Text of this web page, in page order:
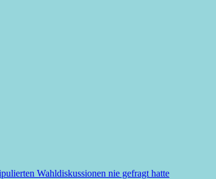
Wahldiskussionen nie gefragt hatte